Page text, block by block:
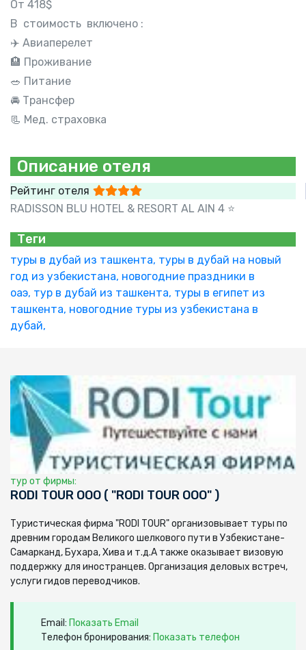
От 418$
В стоимость включено :
✈️ Авиаперелет
🏨 Проживание
🥗 Питание
🚘 Трансфер
📃 Мед. страховка
Описание отеля
Рейтинг отеля
RADISSON BLU HOTEL & RESORT AL AIN 4 ⭐️
Теги
туры в дубай из ташкента, туры в дубай на новый
год из узбекистана, новогодние праздники в
оаэ, тур в дубай из ташкента, туры в египет из
ташкента, новогодние туры из узбекистана в
дубай,
тур от фирмы:
RODI TOUR ООО ( "RODI TOUR ООО" )
Туристическая фирма "RODI TOUR" организовывает туры по
древним городам Великого шелкового пути в Узбекистане-
Самарканд, Бухара, Хива и т.д.А также оказывает визовую
поддержку для иностранцев. Организация деловых встреч,
услуги гидов переводчиков.
Email: Показать Email
Телефон бронирования: Показать телефон